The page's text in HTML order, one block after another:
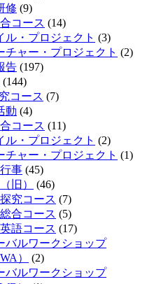
修 (9)
コース (14)
ル・プロジェクト (3)
チャー・プロジェクト (2)
告 (197)
(144)
コース (7)
動 (4)
コース (11)
ル・プロジェクト (2)
チャー・プロジェクト (1)
事 (45)
旧）
(46)
究コース (7)
合コース (5)
語コース (17)
バルワークショップ
）
(2)
バルワークショップ